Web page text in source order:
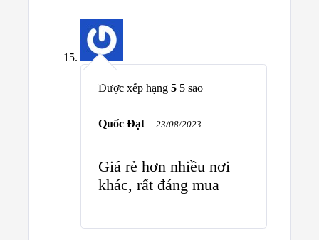
Được xếp hạng 5 5 sao
Quốc Đạt – 23/08/2023
Giá rẻ hơn nhiều nơi
khác, rất đáng mua